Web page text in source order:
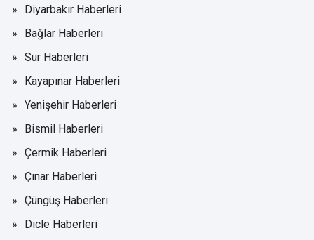
Diyarbakır Haberleri
Bağlar Haberleri
Sur Haberleri
Kayapınar Haberleri
Yenişehir Haberleri
Bismil Haberleri
Çermik Haberleri
Çınar Haberleri
Çüngüş Haberleri
Dicle Haberleri